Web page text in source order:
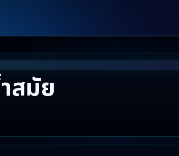
สมัย